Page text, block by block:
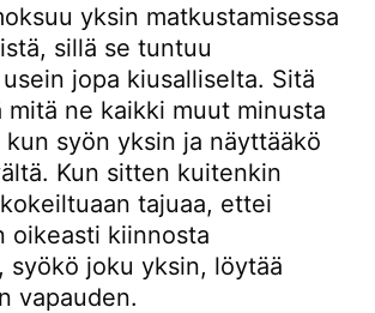
yksin matkustamisessa
sillä se tuntuu
jopa kiusalliselta. Sitä
ne kaikki muut minusta
syön yksin ja näyttääkö
Kun sitten kuitenkin
tajuaa, ettei
oikeasti kiinnosta
syökö joku yksin, löytää
vapauden.